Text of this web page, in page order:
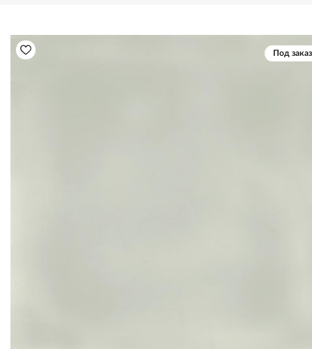
Под заказ